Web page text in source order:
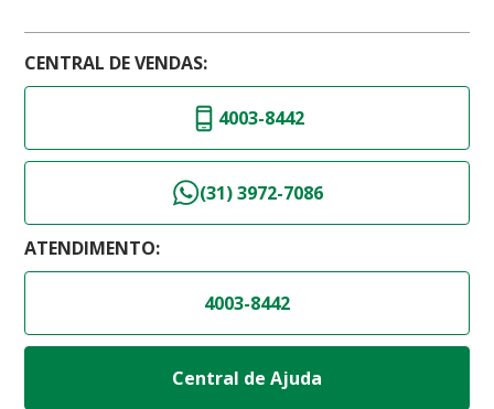
CENTRAL DE VENDAS:
4003-8442
(31) 3972-7086
ATENDIMENTO:
4003-8442
Central de Ajuda